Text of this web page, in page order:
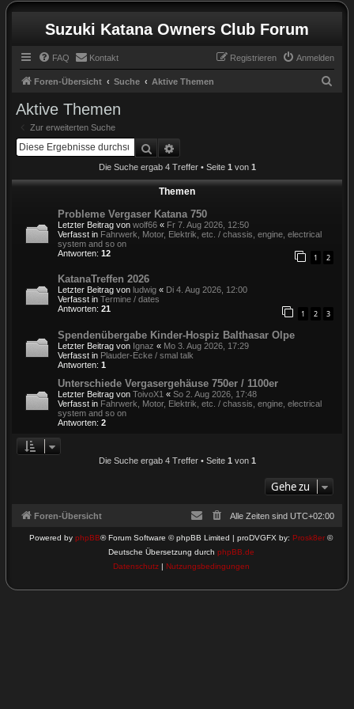
Suzuki Katana Owners Club Forum
FAQ Kontakt Anmelden
Registrieren
Foren-Übersicht Suche Aktive Themen
Aktive Themen
Zur erweiterten Suche
Suche
Die Suche ergab 4 Treffer • Seite 1 von 1
Themen
Probleme Vergaser Katana 750
Letzter Beitrag von wolf66 « Fr 7. Aug 2026, 12:50
Verfasst in Fahrwerk, Motor, Elektrik, etc. / chassis, engine, electrical
system and so on
Antworten: 12 1 2
KatanaTreffen 2026
Letzter Beitrag von ludwig « Di 4. Aug 2026, 12:00
Verfasst in Termine / dates
Antworten: 21 1 2 3
Spendenübergabe Kinder-Hospiz Balthasar Olpe
Letzter Beitrag von Ignaz « Mo 3. Aug 2026, 17:29
Verfasst in Plauder-Ecke / smal talk
Antworten: 1
Unterschiede Vergasergehäuse 750er / 1100er
Letzter Beitrag von ToivoX1 « So 2. Aug 2026, 17:48
Verfasst in Fahrwerk, Motor, Elektrik, etc. / chassis, engine, electrical
system and so on
Antworten: 2
Die Suche ergab 4 Treffer • Seite 1 von 1
Gehe zu
Foren-Übersicht Alle Zeiten sind UTC+02:00
Powered by phpBB® Forum Software © phpBB Limited | proDVGFX by: Prosk8er ©
Deutsche Übersetzung durch phpBB.de
Datenschutz| Nutzungsbedingungen